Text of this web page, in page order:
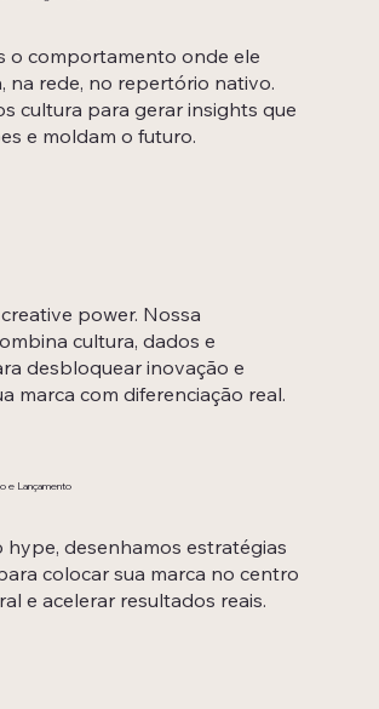
o comportamento onde ele
na rede, no repertório nativo.
cultura para gerar insights que
e moldam o futuro.
power. Nossa
cultura, dados e
desbloquear inovação e
marca com diferenciação real.
e Lançamento
hype, desenhamos estratégias
colocar sua marca no centro
e acelerar resultados reais.